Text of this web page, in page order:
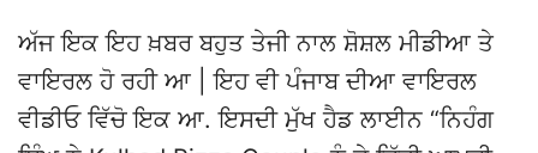
ਅੱਜ ਇਕ ਇਹ ਖ਼ਬਰ ਬਹੁਤ ਤੇਜੀ ਨਾਲ ਸ਼ੋਸ਼ਲ ਮੀਡੀਆ ਤੇ
ਵਾਇਰਲ ਹੋ ਰਹੀ ਆ | ਇਹ ਵੀ ਪੰਜਾਬ ਦੀਆ ਵਾਇਰਲ
ਵੀਡੀਓ ਵਿੱਚੋ ਇਕ ਆ. ਇਸਦੀ ਮੁੱਖ ਹੈਡ ਲਾਈਨ “ਨਿਹੰਗ